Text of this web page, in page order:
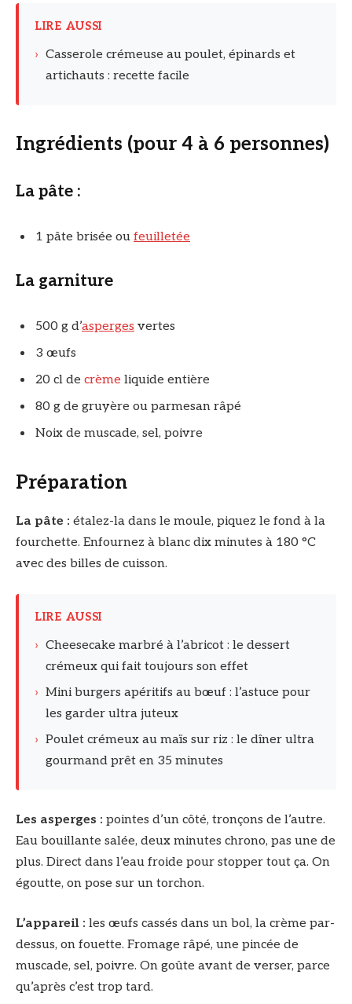
LIRE AUSSI
› Casserole crémeuse au poulet, épinards et
artichauts : recette facile
Ingrédients (pour 4 à 6 personnes)
La pâte :
1 pâte brisée ou feuilletée
La garniture
500 g d’asperges vertes
3 œufs
20 cl de crème liquide entière
80 g de gruyère ou parmesan râpé
Noix de muscade, sel, poivre
Préparation
La pâte : étalez-la dans le moule, piquez le fond à la
fourchette. Enfournez à blanc dix minutes à 180 °C
avec des billes de cuisson.
LIRE AUSSI
› Cheesecake marbré à l’abricot : le dessert
crémeux qui fait toujours son effet
› Mini burgers apéritifs au bœuf : l’astuce pour
les garder ultra juteux
› Poulet crémeux au maïs sur riz : le dîner ultra
gourmand prêt en 35 minutes
Les asperges : pointes d’un côté, tronçons de l’autre.
Eau bouillante salée, deux minutes chrono, pas une de
plus. Direct dans l’eau froide pour stopper tout ça. On
égoutte, on pose sur un torchon.
L’appareil : les œufs cassés dans un bol, la crème par-
dessus, on fouette. Fromage râpé, une pincée de
muscade, sel, poivre. On goûte avant de verser, parce
qu’après c’est trop tard.